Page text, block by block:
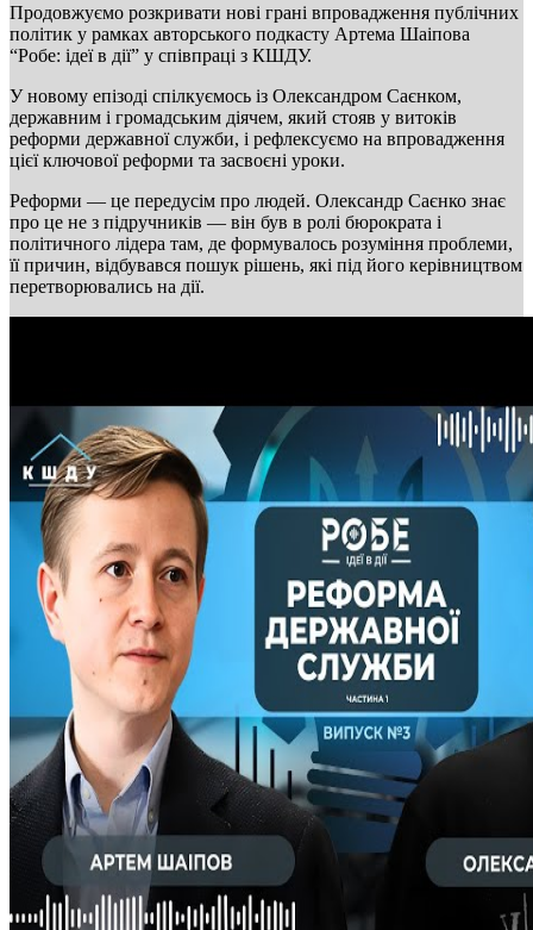
Продовжуємо розкривати нові грані впровадження публічних
політик у рамках авторського подкасту Артема Шаіпова
“Робе: ідеї в дії” у співпраці з КШДУ.
У новому епізоді спілкуємось із Олександром Саєнком,
державним і громадським діячем, який стояв у витоків
реформи державної служби, і рефлексуємо на впровадження
цієї ключової реформи та засвоєні уроки.
Реформи — це передусім про людей. Олександр Саєнко знає
про це не з підручників — він був в ролі бюрократа і
політичного лідера там, де формувалось розуміння проблеми,
її причин, відбувався пошук рішень, які під його керівництвом
перетворювались на дії.